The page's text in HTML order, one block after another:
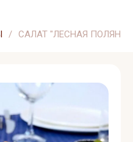
/ САЛАТ "ЛЕСНАЯ ПОЛЯНА"